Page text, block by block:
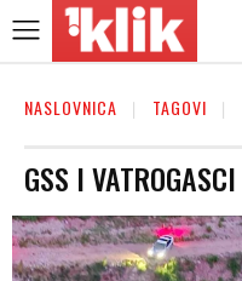
NASLOVNICA TAGOVI
GSS I VATROGASCI